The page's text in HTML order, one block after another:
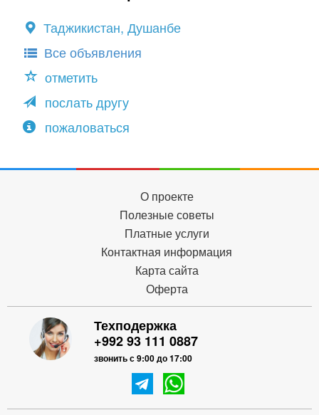
Таджикистан, Душанбе
Все объявления
отметить
послать другу
пожаловаться
О проекте
Полезные советы
Платные услуги
Контактная информация
Карта сайта
Оферта
Техподержка
+992 93 111 0887
звонить с 9:00 до 17:00